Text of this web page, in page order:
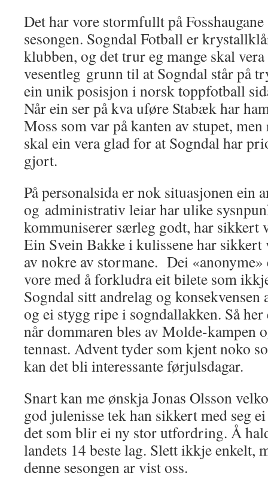
Det har vore stormfullt på
sesongen. Sogndal Fotball er
klubben, og det trur eg mange skal
vesentleg grunn til at Sogndal står på
ein unik posisjon i norsk toppfotball
Når ein ser på kva uføre Stabæk har
Moss som var på kanten av stupet,
skal ein vera glad for at Sogndal har
gjort.
På personalsida er nok situasjonen ein
og administrativ leiar har ulike
kommuniserer særleg godt, har sikkert
Ein Svein Bakke i kulissene har
av nokre av stormane. Dei «anonyme»
vore med å forkludra eit bilete som
Sogndal sitt andrelag og
og ei stygg ripe i sogndallakken. Så
når dommaren bles av Molde-kampen
tennast. Advent tyder som kjent noko
kan det bli interessante førjulsdagar.
Snart kan me ønskja Jonas Olsson
god julenisse tek han sikkert med seg
det som blir ei ny stor utfordring. Å
landets 14 beste lag. Slett ikkje enkelt,
denne sesongen ar vist oss.